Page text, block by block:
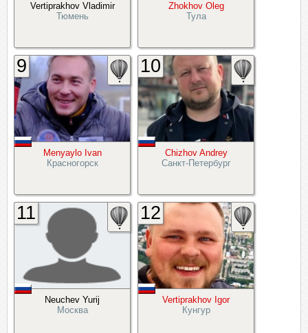
Vertiprakhov Vladimir
Тюмень
Zhokhov Oleg
Тула
Menyaylo Ivan
Красногорск
9
Chizhov Andrey
Санкт-Петербург
10
Neuchev Yurij
Москва
11
Vertiprakhov Igor
Кунгур
12